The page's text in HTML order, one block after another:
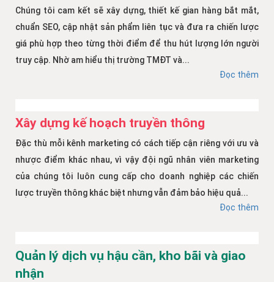
Chúng tôi cam kết sẽ xây dựng, thiết kế gian hàng bắt mắt,
chuẩn SEO, cập nhật sản phẩm liên tục và đưa ra chiến lược
giá phù hợp theo từng thời điểm để thu hút lượng lớn người
truy cập. Nhờ am hiểu thị trường TMĐT và...
Đọc thêm
Xây dựng kế hoạch truyền thông
Đặc thù mỗi kênh marketing có cách tiếp cận riêng với ưu và
nhược điểm khác nhau, vì vậy đội ngũ nhân viên marketing
của chúng tôi luôn cung cấp cho doanh nghiệp các chiến
lược truyền thông khác biệt nhưng vẫn đảm bảo hiệu quả...
Đọc thêm
Quản lý dịch vụ hậu cần, kho bãi và giao
nhận